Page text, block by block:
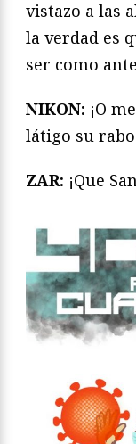
vistazo a las
la verdad es
ser como
NIKON: ¡O
látigo su
ZAR: ¡Que